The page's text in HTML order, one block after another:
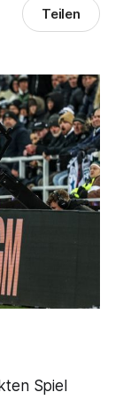
Teilen
Spiel